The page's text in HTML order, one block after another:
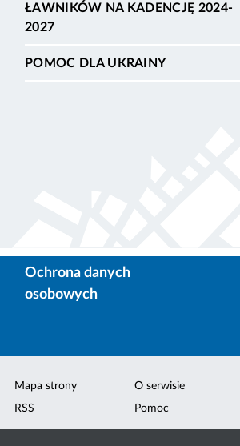
ŁAWNIKÓW NA KADENCJĘ 2024-
2027
POMOC DLA UKRAINY
Ochrona danych
osobowych
Mapa strony
RSS
O serwisie
Pomoc